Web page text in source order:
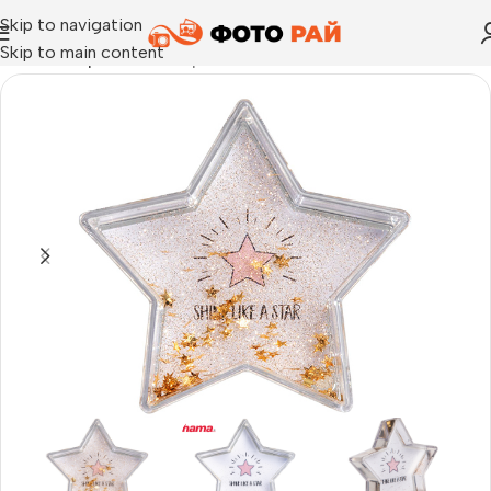
Skip to navigation
Skip to main content
Начало›Преспапие